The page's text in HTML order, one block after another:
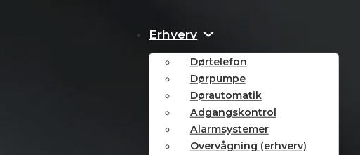
Erhverv
Dørtelefon
Dørpumpe
Dørautomatik
Adgangskontrol
Alarmsystemer
Overvågning (erhverv)